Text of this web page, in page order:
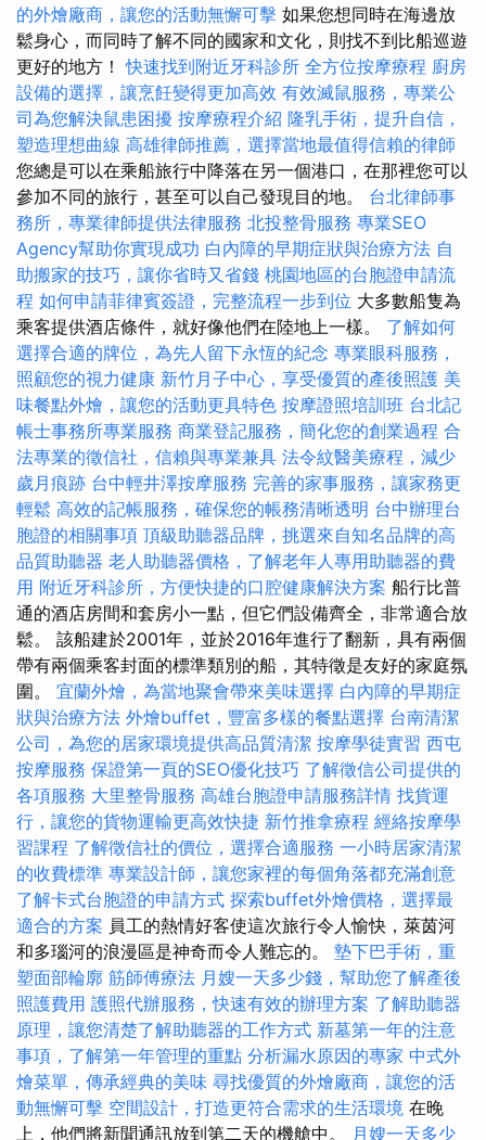
的外燴廠商，讓您的活動無懈可擊 如果您想同時在海邊放
鬆身心，而同時了解不同的國家和文化，則找不到比船巡遊
更好的地方！快速找到附近牙科診所 全方位按摩療程 廚房
設備的選擇，讓烹飪變得更加高效 有效滅鼠服務，專業公
司為您解決鼠患困擾 按摩療程介紹 隆乳手術，提升自信，
塑造理想曲線 高雄律師推薦，選擇當地最值得信賴的律師
您總是可以在乘船旅行中降落在另一個港口，在那裡您可以
參加不同的旅行，甚至可以自己發現目的地。 台北律師事
務所，專業律師提供法律服務 北投整骨服務 專業SEO
Agency幫助你實現成功 白內障的早期症狀與治療方法 自
助搬家的技巧，讓你省時又省錢 桃園地區的台胞證申請流
程 如何申請菲律賓簽證，完整流程一步到位 大多數船隻為
乘客提供酒店條件，就好像他們在陸地上一樣。 了解如何
選擇合適的牌位，為先人留下永恆的紀念 專業眼科服務，
照顧您的視力健康 新竹月子中心，享受優質的產後照護 美
味餐點外燴，讓您的活動更具特色 按摩證照培訓班 台北記
帳士事務所專業服務 商業登記服務，簡化您的創業過程 合
法專業的徵信社，信賴與專業兼具 法令紋醫美療程，減少
歲月痕跡 台中輕井澤按摩服務 完善的家事服務，讓家務更
輕鬆 高效的記帳服務，確保您的帳務清晰透明 台中辦理台
胞證的相關事項 頂級助聽器品牌，挑選來自知名品牌的高
品質助聽器 老人助聽器價格，了解老年人專用助聽器的費
用 附近牙科診所，方便快捷的口腔健康解決方案 船行比普
通的酒店房間和套房小一點，但它們設備齊全，非常適合放
鬆。 該船建於2001年，並於2016年進行了翻新，具有兩個
帶有兩個乘客封面的標準類別的船，其特徵是友好的家庭氛
圍。 宜蘭外燴，為當地聚會帶來美味選擇 白內障的早期症
狀與治療方法 外燴buffet，豐富多樣的餐點選擇 台南清潔
公司，為您的居家環境提供高品質清潔 按摩學徒實習 西屯
按摩服務 保證第一頁的SEO優化技巧 了解徵信公司提供的
各項服務 大里整骨服務 高雄台胞證申請服務詳情 找貨運
行，讓您的貨物運輸更高效快捷 新竹推拿療程 經絡按摩學
習課程 了解徵信社的價位，選擇合適服務 一小時居家清潔
的收費標準 專業設計師，讓您家裡的每個角落都充滿創意
了解卡式台胞證的申請方式 探索buffet外燴價格，選擇最
適合的方案 員工的熱情好客使這次旅行令人愉快，萊茵河
和多瑙河的浪漫區是神奇而令人難忘的。 墊下巴手術，重
塑面部輪廓 筋師傅療法 月嫂一天多少錢，幫助您了解產後
照護費用 護照代辦服務，快速有效的辦理方案 了解助聽器
原理，讓您清楚了解助聽器的工作方式 新墓第一年的注意
事項，了解第一年管理的重點 分析漏水原因的專家 中式外
燴菜單，傳承經典的美味 尋找優質的外燴廠商，讓您的活
動無懈可擊 空間設計，打造更符合需求的生活環境 在晚
上，他們將新聞通訊放到第二天的機艙中。 月嫂一天多少